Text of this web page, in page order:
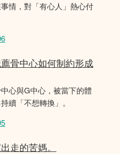
情，對「有心人」熱心付
骨中心如何制約形成
心與G中心，被當下的體
續「不想轉換」。
走的苦媽。